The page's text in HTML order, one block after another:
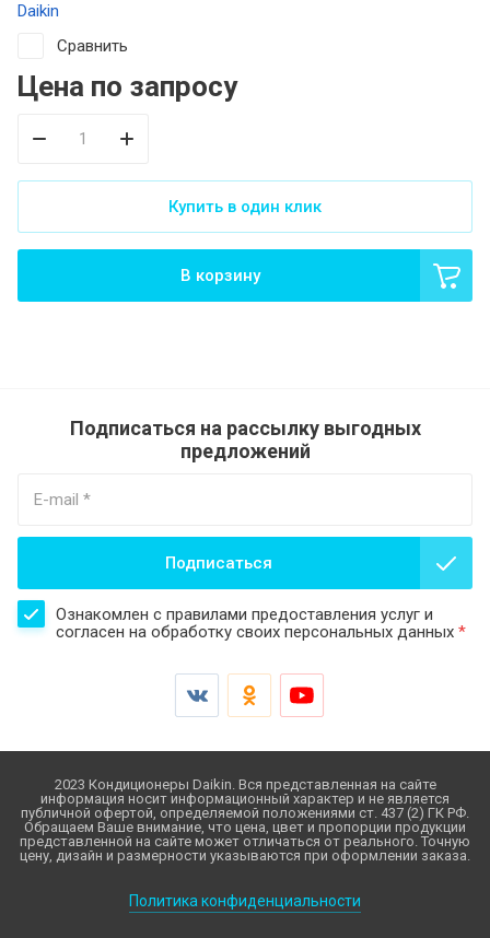
Daikin
Сравнить
Цена по запросу
В корзину
Купить в один клик
Подписаться на рассылку выгодных
предложений
Ознакомлен с правилами предоставления услуг и
согласен на обработку своих персональных данных *
Подписаться
2023 Кондиционеры Daikin. Вся представленная на сайте
информация носит информационный характер и не является
публичной офертой, определяемой положениями ст. 437 (2) ГК РФ.
Обращаем Ваше внимание, что цена, цвет и пропорции продукции
представленной на сайте может отличаться от реального. Точную
цену, дизайн и размерности указываются при оформлении заказа.
Политика конфиденциальности